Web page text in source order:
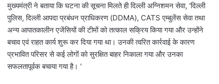
मुख्यमंत्री ने बताया कि घटना की सूचना मिलते ही दिल्ली अग्निशमन सेवा, 'दिल्ली
पुलिस, दिल्ली आपदा प्रबंधन प्राधिकरण (DDMA), CATS एम्बुलेंस सेवा तथा
अन्य आपातकालीन एजेंसियों की टीमों को तत्काल सक्रिय किया गया और उन्होंने
बचाव एवं राहत कार्य शुरू कर दिया गया था। उनकी त्वरित कार्रवाई के कारण
प्रभावित परिसर से कई लोगों को सुरक्षित बाहर निकाला गया और उनका
सफलतापूर्वक बचाया गया है। '